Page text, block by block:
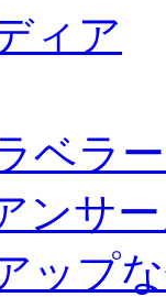
ィア
ベラ
ンサ
ップ